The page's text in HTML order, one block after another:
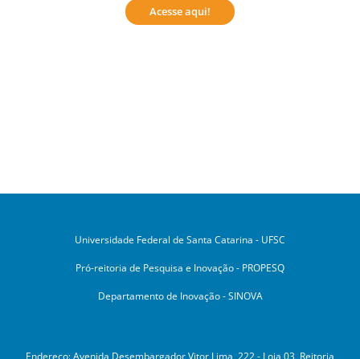
Acesse aqui!
Universidade Federal de Santa Catarina - UFSC
Pró-reitoria de Pesquisa e Inovação - PROPESQ
Departamento de Inovação - SINOVA
Endereço: Avenida Desembargador Vitor Lima, 222 - Loja 03, Reitoria